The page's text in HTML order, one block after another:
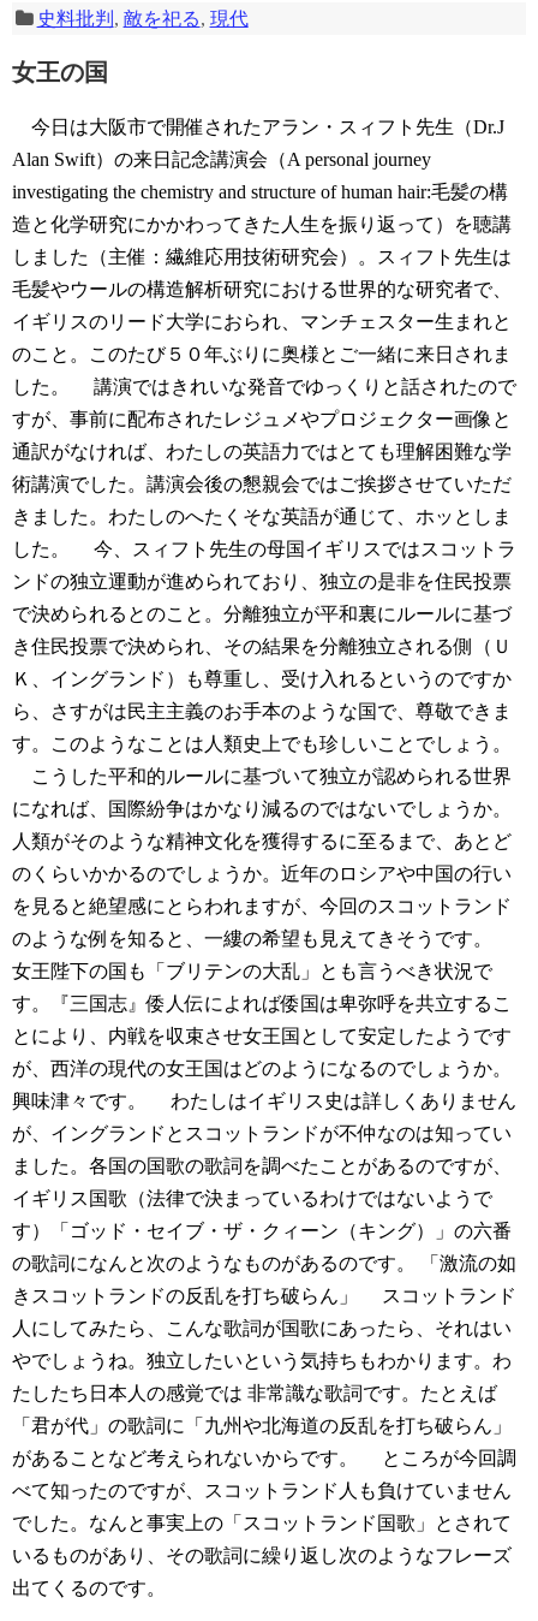
史料批判 , 敵を祀る, 現代
女王の国
今日は大阪市で開催されたアラン・スィフト先生（Dr.J
Alan Swift）の来日記念講演会（A personal journey
investigating the chemistry and structure of human hair:毛髪の構
造と化学研究にかかわってきた人生を振り返って）を聴講
しました（主催：繊維応用技術研究会）。スィフト先生は
毛髪やウールの構造解析研究における世界的な研究者で、
イギリスのリード大学におられ、マンチェスター生まれと
のこと。このたび５０年ぶりに奥様とご一緒に来日されま
した。
講演ではきれいな発音でゆっくりと話されたので
すが、事前に配布されたレジュメやプロジェクター画像と
通訳がなければ、わたしの英語力ではとても理解困難な学
術講演でした。講演会後の懇親会ではご挨拶させていただ
きました。わたしのへたくそな英語が通じて、ホッとしま
した。
今、スィフト先生の母国イギリスではスコットラ
ンドの独立運動が進められており、独立の是非を住民投票
で決められるとのこと。分離独立が平和裏にルールに基づ
き住民投票で決められ、その結果を分離独立される側（Ｕ
Ｋ、イングランド）も尊重し、受け入れるというのですか
ら、さすがは民主主義のお手本のような国で、尊敬できま
す。このようなことは人類史上でも珍しいことでしょう。
こうした平和的ルールに基づいて独立が認められる世界
になれば、国際紛争はかなり減るのではないでしょうか。
人類がそのような精神文化を獲得するに至るまで、あとど
のくらいかかるのでしょうか。近年のロシアや中国の行い
を見ると絶望感にとらわれますが、今回のスコットランド
のような例を知ると、一縷の希望も見えてきそうです。
女王陛下の国も「ブリテンの大乱」とも言うべき状況で
す。『三国志』倭人伝によれば倭国は卑弥呼を共立するこ
とにより、内戦を収束させ女王国として安定したようです
が、西洋の現代の女王国はどのようになるのでしょうか。
興味津々です。
わたしはイギリス史は詳しくありません
が、イングランドとスコットランドが不仲なのは知ってい
ました。各国の国歌の歌詞を調べたことがあるのですが、
イギリス国歌（法律で決まっているわけではないようで
す）「ゴッド・セイブ・ザ・クィーン（キング）」の六番
の歌詞になんと次のようなものがあるのです。
「激流の如
きスコットランドの反乱を打ち破らん」
スコットランド
人にしてみたら、こんな歌詞が国歌にあったら、それはい
やでしょうね。独立したいという気持ちもわかります。わ
たしたち日本人の感覚では 非常識な歌詞です。たとえば
「君が代」の歌詞に「九州や北海道の反乱を打ち破らん」
があることなど考えられないからです。
ところが今回調
べて知ったのですが、スコットランド人も負けていません
でした。なんと事実上の「スコットランド国歌」とされて
いるものがあり、その歌詞に繰り返し次のようなフレーズ
出てくるのです。